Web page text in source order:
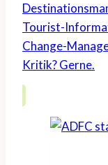
Tourist-
Change-
Kritik? Gerne.